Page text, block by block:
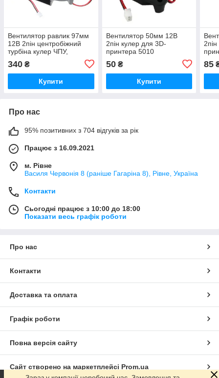
Вентилятор равлик 97мм
12В 2пін центробіжний
турбіна кулер ЧПУ,
340 ₴
Купити
Вентилятор 50мм 12В
2пін кулер для 3D-
принтера 5010
50₴
Купити
85
Про нас
95% позитивних з 704 відгуків за рік
Працює з 16.09.2021
м. Рівне
Василя Червонія 8 (раніше Гагаріна 8), Рівне, Україна
Контакти
Сьогодні працює з 10:00 до 18:00
Показати весь графік роботи
Про нас
Контакти
Доставка та оплата
Графік роботи
Повна версія сайту
Сайт створено на маркетплейсі Prom.ua